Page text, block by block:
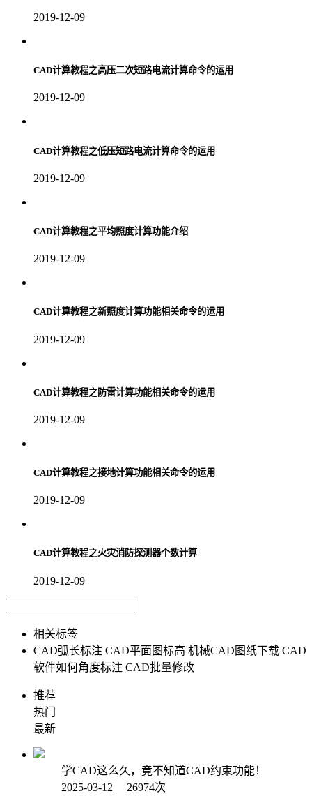
2019-12-09
CAD计算教程之高压二次短路电流计算命令的运用
2019-12-09
CAD计算教程之低压短路电流计算命令的运用
2019-12-09
CAD计算教程之平均照度计算功能介绍
2019-12-09
CAD计算教程之新照度计算功能相关命令的运用
2019-12-09
CAD计算教程之防雷计算功能相关命令的运用
2019-12-09
CAD计算教程之接地计算功能相关命令的运用
2019-12-09
CAD计算教程之火灾消防探测器个数计算
2019-12-09
相关标签
CAD弧长标注 CAD平面图标高 机械CAD图纸下载 CAD
软件如何角度标注 CAD批量修改
推荐
热门
最新
学CAD这么久，竟不知道CAD约束功能！
2025-03-12 26974次